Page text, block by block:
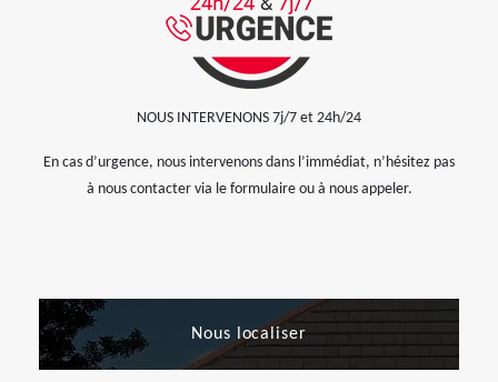
NOUS INTERVENONS 7j/7 et 24h/24
En cas d’urgence, nous intervenons dans l’immédiat, n’hésitez pas
à nous contacter via le formulaire ou à nous appeler.
Nous localiser